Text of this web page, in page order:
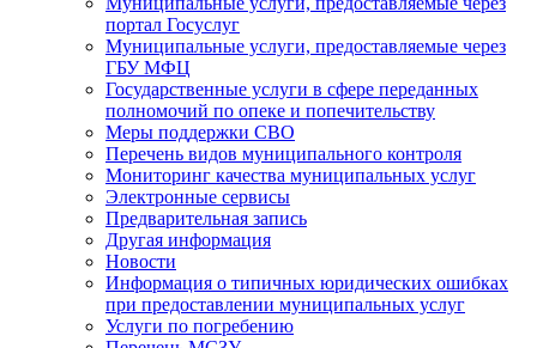
портал Госуслуг
Муниципальные услуги, предоставляемые через
ГБУ МФЦ
Государственные услуги в сфере переданных
полномочий по опеке и попечительству
Меры поддержки СВО
Перечень видов муниципального контроля
Мониторинг качества муниципальных услуг
Электронные сервисы
Предварительная запись
Другая информация
Новости
Информация о типичных юридических ошибках
при предоставлении муниципальных услуг
Услуги по погребению